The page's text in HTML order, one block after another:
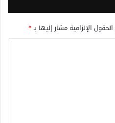
الحقول الإلزامية مشار إليها بـ*